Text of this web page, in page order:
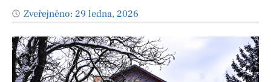
Zveřejněno: 29 ledna, 2026